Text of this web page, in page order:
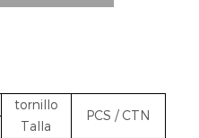
tornillo
Talla
PCS / CTN